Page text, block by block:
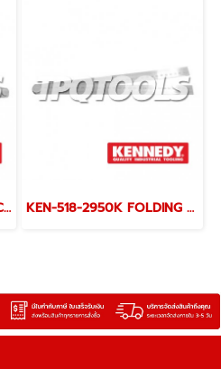
KEN-518-2980K LINE OF CHORDS RULE 600mm KEN-518-2950K FOLDING STEEL RULE 600mm/24"